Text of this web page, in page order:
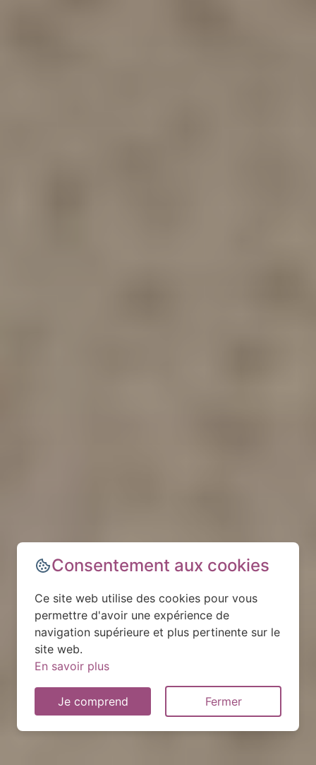
Consentement aux cookies
Ce site web utilise des cookies pour vous
permettre d'avoir une expérience de
navigation supérieure et plus pertinente sur le
site web.
En savoir plus
Je comprend Fermer